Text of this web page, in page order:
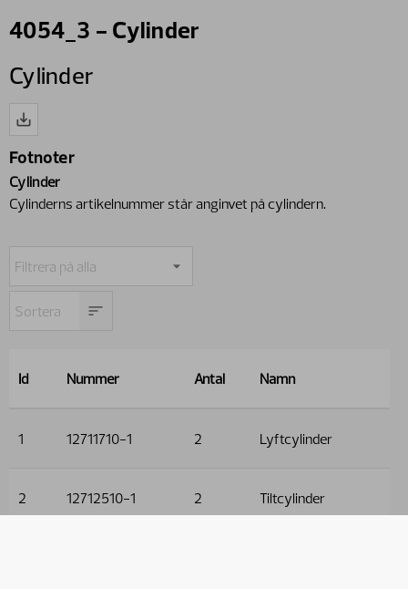
4054_3 - Cylinder
Cylinder
Fotnoter
Cylinder
Cylinderns artikelnummer står anginvet på cylindern.
Id Nummer Antal Namn
1 12711710-1 2 Lyftcylinder
2 12712510-1 2 Tiltcylinder